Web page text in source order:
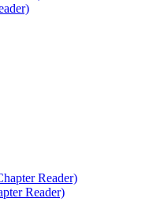
Reader)